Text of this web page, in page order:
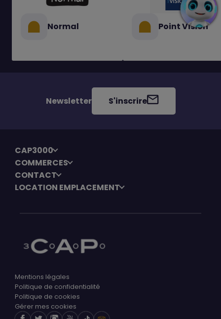
Normal Point Vision
Newsletter S'inscrire
CAP3000
COMMERCES
CONTACT
LOCATION EMPLACEMENT
Mentions légales
Politique de confidentialité
Politique de cookies
Gérer mes cookies